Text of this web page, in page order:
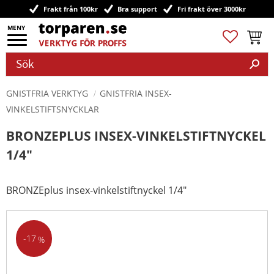
Meny
Frakt från 100kr Bra support Fri frakt över 3000kr
Favoriter
GNISTFRIA VERKTYG
GNISTFRIA INSEX-
VINKELSTIFTSNYCKLAR
BRONZEPLUS INSEX-VINKELSTIFTNYCKEL
1/4"
BRONZEplus insex-vinkelstiftnyckel 1/4"
17%